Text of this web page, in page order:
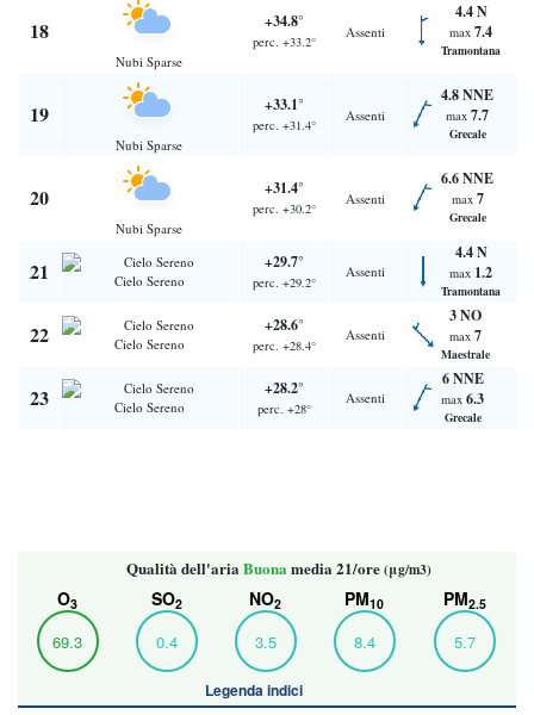
18
Nubi Sparse
+34.8°
perc. +33.2°
Assenti
4.4 N
max 7.4
Tramontana
19
Nubi Sparse
+33.1°
perc. +31.4°
Assenti
4.8 NNE
max 7.7
Grecale
20
Nubi Sparse
+31.4°
perc. +30.2°
Assenti
6.6 NNE
max 7
Grecale
21 Cielo Sereno
+29.7°
perc. +29.2°
Assenti
4.4 N
max 1.2
Tramontana
22 Cielo Sereno
+28.6°
perc. +28.4°
Assenti
3 NO
max 7
Maestrale
23 Cielo Sereno
+28.2°
perc. +28°
Assenti
6 NNE
max 6.3
Grecale
Qualità dell'aria Buona media 21/ore(μg/m3)
O3
69.3
SO2
0.4
NO2
3.5
PM10
8.4
PM2.5
5.7
Legenda indici